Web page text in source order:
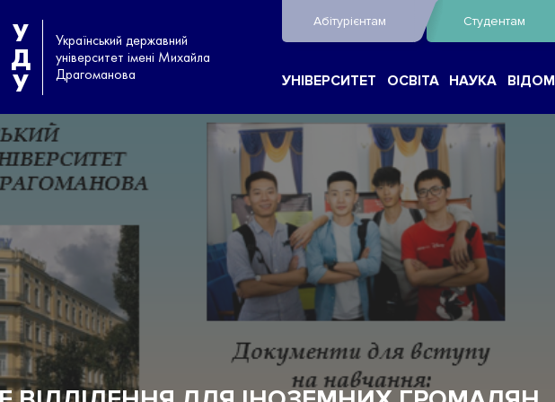
У
Д
У
Український державний
університет імені Михайла
Драгоманова
Абітурієнтам Студентам
УНІВЕРСИТЕТ ОСВІТА НАУКА